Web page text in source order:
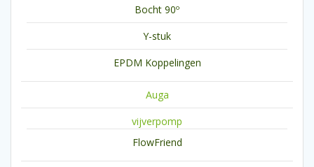
Bocht 90º
Y-stuk
EPDM Koppelingen
Auga
vijverpomp
FlowFriend